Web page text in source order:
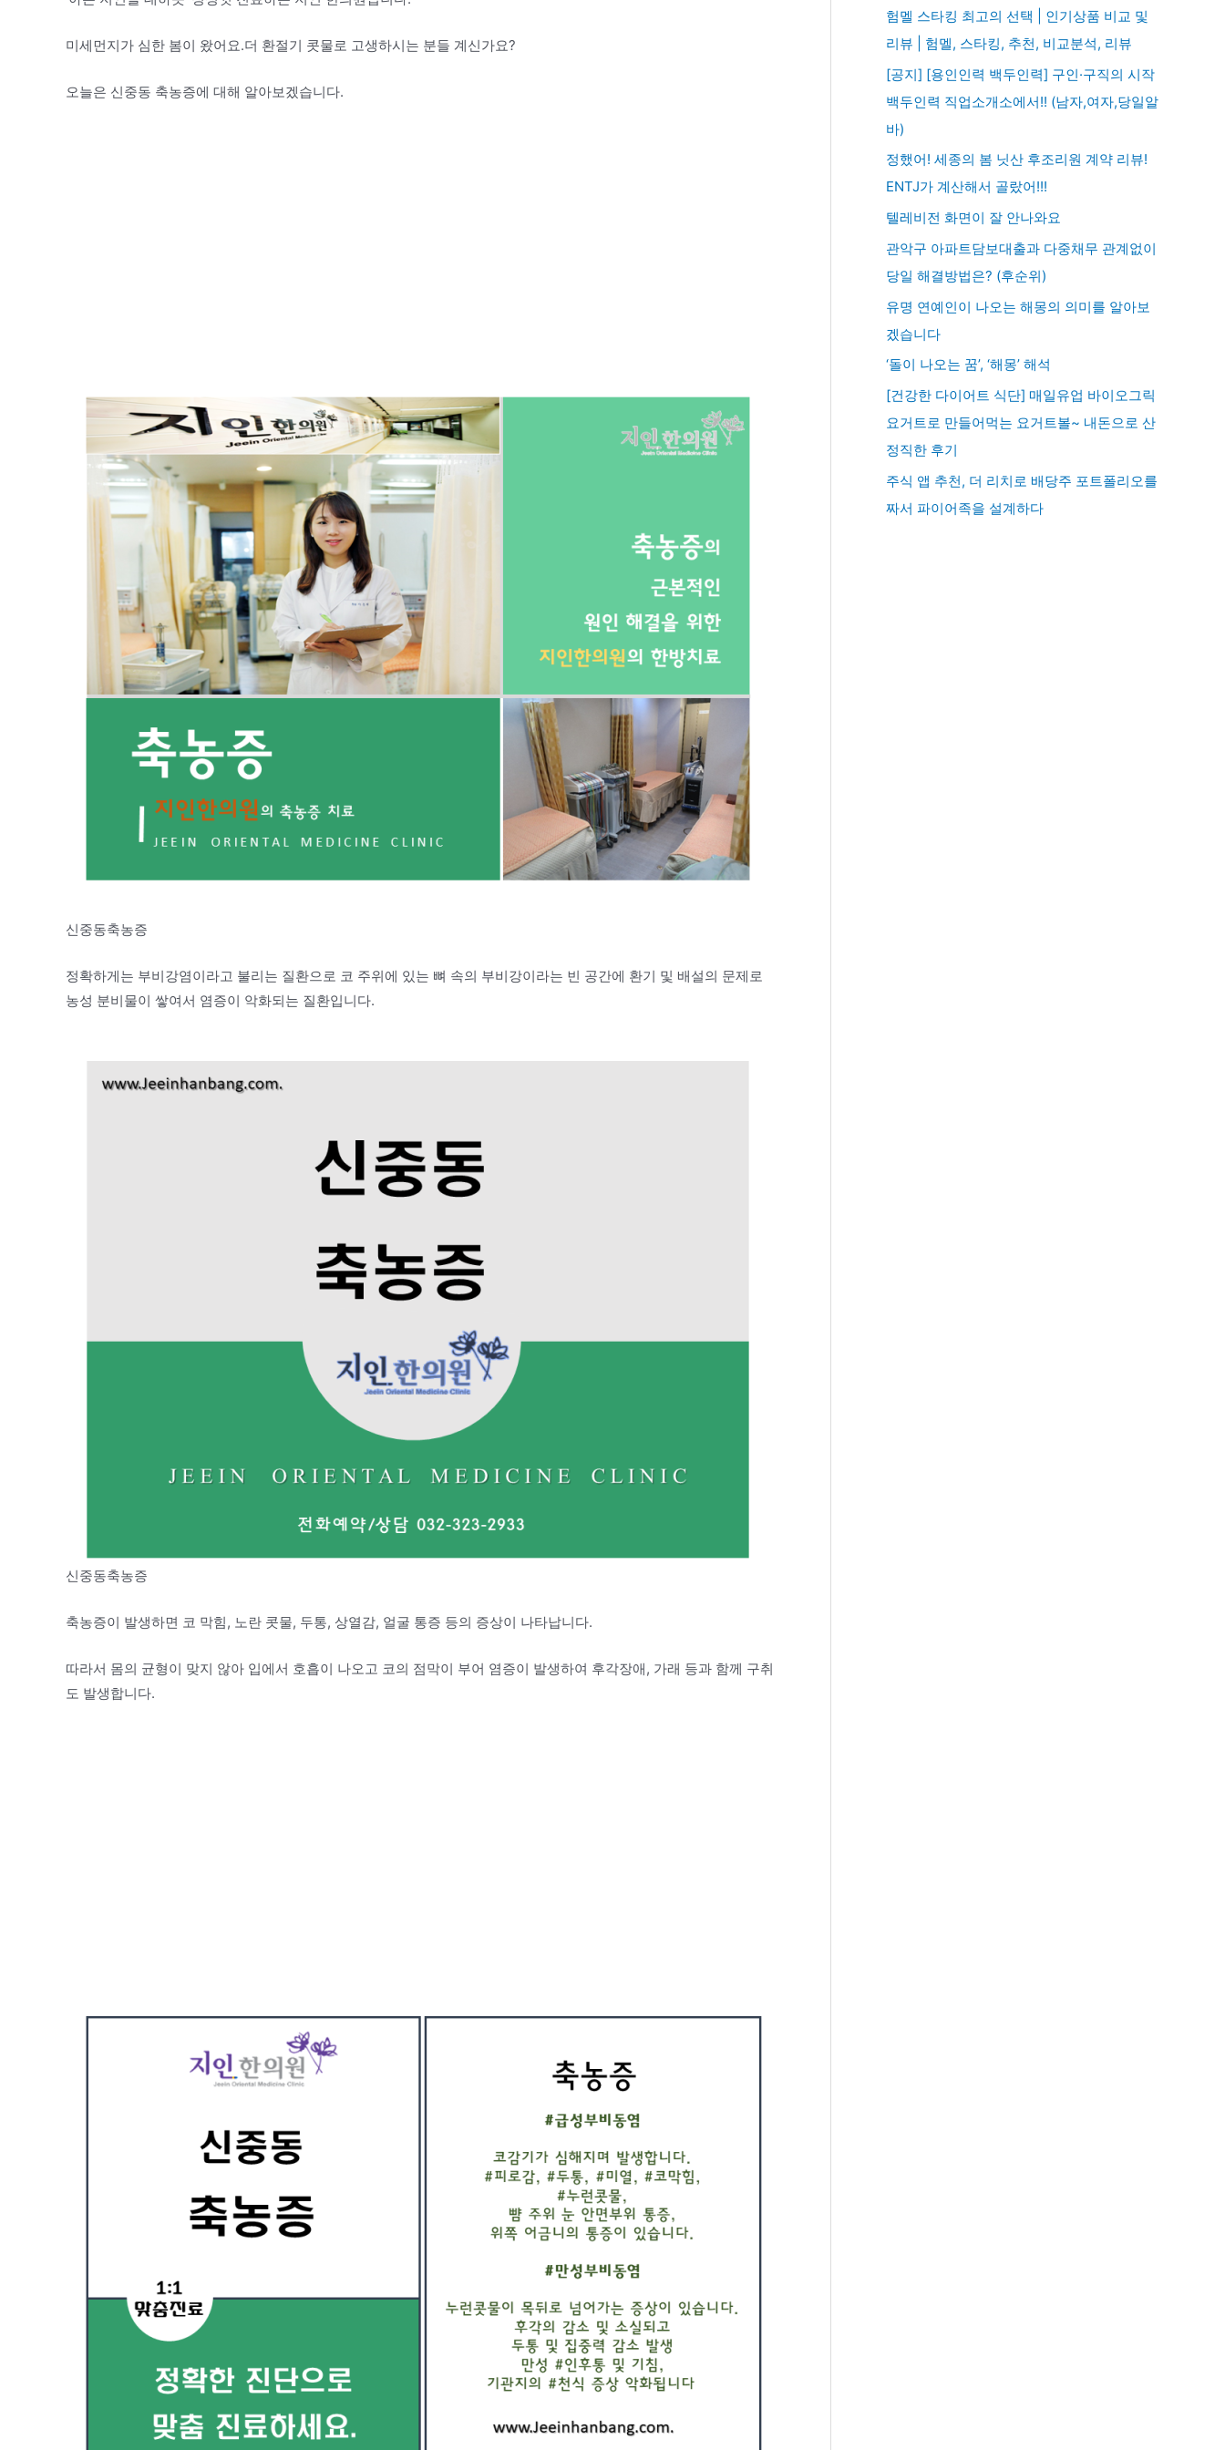
미세먼지가 심한 봄이 왔어요.더 환절기 콧물로 고생하시는 분들 계신가요?
오늘은 신중동 축농증에 대해 알아보겠습니다.
신중동축농증
정확하게는 부비강염이라고 불리는 질환으로 코 주위에 있는 뼈 속의 부비강이라는 빈 공간에 환기 및 배설의 문제로
농성 분비물이 쌓여서 염증이 악화되는 질환입니다.
신중동축농증
축농증이 발생하면 코 막힘, 노란 콧물, 두통, 상열감, 얼굴 통증 등의 증상이 나타납니다.
따라서 몸의 균형이 맞지 않아 입에서 호흡이 나오고 코의 점막이 부어 염증이 발생하여 후각장애, 가래 등과 함께 구취
도 발생합니다.
험멜 스타킹 최고의 선택 | 인기상품 비교 및
리뷰 | 험멜, 스타킹, 추천, 비교분석, 리뷰
[공지] [용인인력 백두인력] 구인·구직의 시작
백두인력 직업소개소에서!! (남자,여자,당일알
바)
정했어! 세종의 봄 닛산 후조리원 계약 리뷰!
ENTJ가 계산해서 골랐어!!!
텔레비전 화면이 잘 안나와요
관악구 아파트담보대출과 다중채무 관계없이
당일 해결방법은? (후순위)
유명 연예인이 나오는 해몽의 의미를 알아보
겠습니다
‘돌이 나오는 꿈’, ‘해몽’ 해석
[건강한 다이어트 식단] 매일유업 바이오그릭
요거트로 만들어먹는 요거트볼~ 내돈으로 산
정직한 후기
주식 앱 추천, 더 리치로 배당주 포트폴리오를
짜서 파이어족을 설계하다